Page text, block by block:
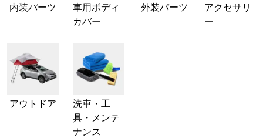
内装パーツ
車用ボディ
カバー
外装パーツ
アクセサリ
ー
アウトドア
洗車・工
具・メンテ
ナンス